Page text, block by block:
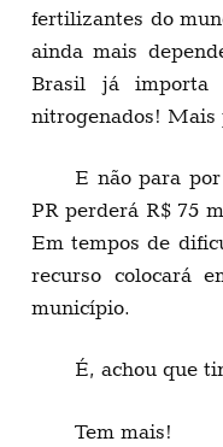
fertilizantes do
ainda mais
Brasil já importa
nitrogenados! Mais
E não para
PR perderá R$ 75
Em tempos de
recurso colocará
município.
É, achou que
Tem mais!